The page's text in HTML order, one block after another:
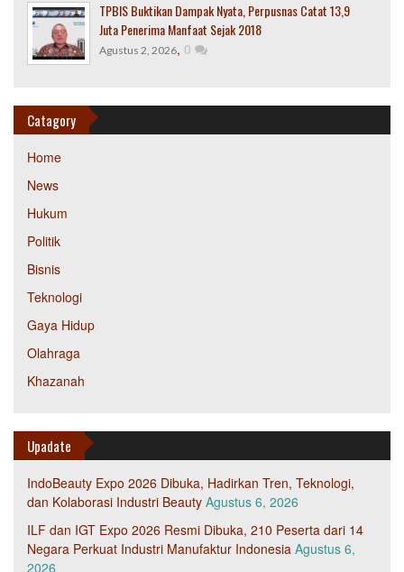
TPBIS Buktikan Dampak Nyata, Perpusnas Catat 13,9
Juta Penerima Manfaat Sejak 2018
Agustus 2, 2026, 0
Catagory
Home
News
Hukum
Politik
Bisnis
Teknologi
Gaya Hidup
Olahraga
Khazanah
Upadate
IndoBeauty Expo 2026 Dibuka, Hadirkan Tren, Teknologi,
dan Kolaborasi Industri Beauty Agustus 6, 2026
ILF dan IGT Expo 2026 Resmi Dibuka, 210 Peserta dari 14
Negara Perkuat Industri Manufaktur Indonesia Agustus 6,
2026